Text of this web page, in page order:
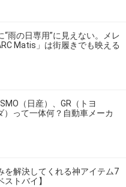
“雨の日専用”に見えない。メレ
Matis」は街履きでも映える
（日産）、GR（トヨ
）って一体何？自動車メーカ
を解決してくれる神アイテム7
トバイ】